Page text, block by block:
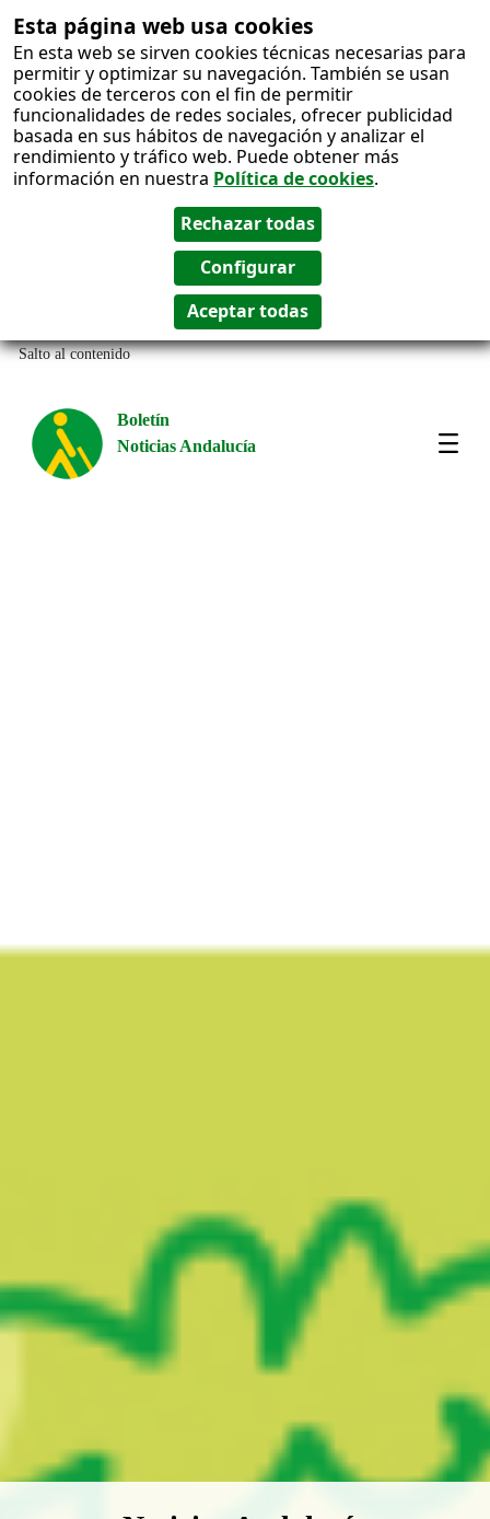
Esta página web usa cookies
En esta web se sirven cookies técnicas necesarias para
permitir y optimizar su navegación. También se usan
cookies de terceros con el fin de permitir
funcionalidades de redes sociales, ofrecer publicidad
basada en sus hábitos de navegación y analizar el
rendimiento y tráfico web. Puede obtener más
información en nuestra Política de cookies.
Salto al contenido
Boletín
Noticias Andalucía